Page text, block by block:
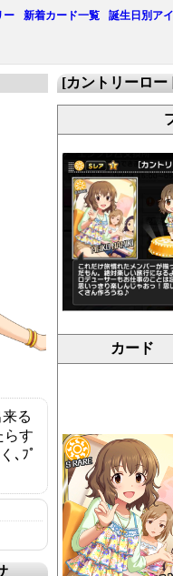
ー 新着カード一覧 誕生日別ア
[カントリーロー
カード
る
らす
､ﾌﾟ